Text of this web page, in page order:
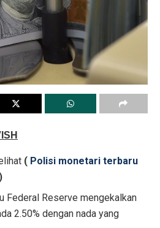
( Polisi monetari terbaru
)
Federal Reserve mengekalkan
2.50% dengan nada yang